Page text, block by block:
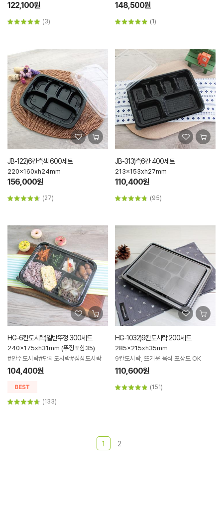
122,100원
(3)
148,500원
(1)
JB-122)6칸흑색 600세트
220x160xh24mm
156,000원
(27)
JB-313)흑6칸 400세트
213x153xh27mm
110,400원
(95)
HG-6칸도시락)일반뚜껑 300세트
240x175xh31mm (뚜껑포함35)
#안주도시락#단체도시락#점심도시락
104,400원
(133)
HG-1032)9칸도시락 200세트
285x215xh35mm
9칸도시락, 뜨거운 음식 포장도 OK
110,600원
(151)
1 2